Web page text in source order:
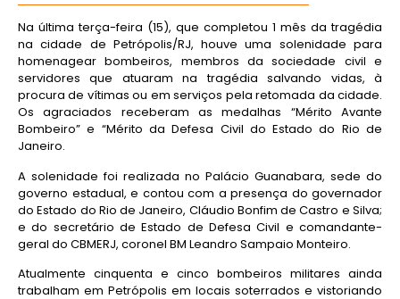
Na última terça-feira (15), que completou 1 mês da tragédia
na cidade de Petrópolis/RJ, houve uma solenidade para
homenagear bombeiros, membros da sociedade civil e
servidores que atuaram na tragédia salvando vidas, à
procura de vítimas ou em serviços pela retomada da cidade.
Os agraciados receberam as medalhas “Mérito Avante
Bombeiro” e “Mérito da Defesa Civil do Estado do Rio de
Janeiro.
A solenidade foi realizada no Palácio Guanabara, sede do
governo estadual, e contou com a presença do governador
do Estado do Rio de Janeiro, Cláudio Bonfim de Castro e Silva;
e do secretário de Estado de Defesa Civil e comandante-
geral do CBMERJ, coronel BM Leandro Sampaio Monteiro.
Atualmente cinquenta e cinco bombeiros militares ainda
trabalham em Petrópolis em locais soterrados e vistoriando